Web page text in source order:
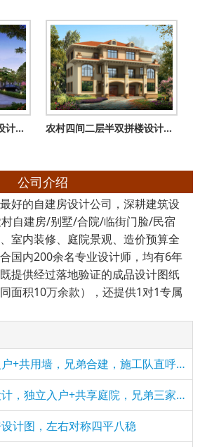
16x14米三层双拼别墅设计图，外观精致大气内里实用，兄弟建房上 农村四间二层半双拼楼设计图，住三带人都没有问题！
公司介绍
好的自建房设计公司，深耕建筑设
自建房/别墅/合院/临街门脸/民宿
室内装修、庭院景观、造价预算全
国内200余名专业设计师，均有6年
提供经过落地验证的成品设计图纸
面积10万余款），还提供1对1专属
一层双拼别墅独立入户+共用墙，兄弟合建，施工队直呼太省料
顶配三拼三层别墅设计，独立入户+共享庭院，兄弟三家共享奢华
计图，左右对称四平八稳